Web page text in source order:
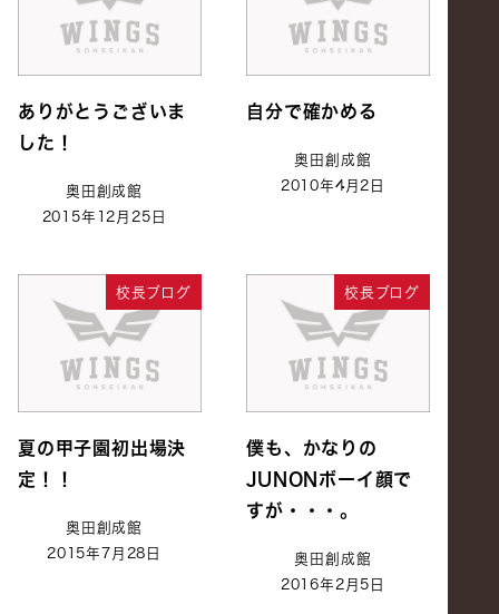
ありがとうございま
した！
奥田創成館
2015年12月25日
自分で確かめる
奥田創成館
2010年4月2日
校長ブログ
夏の甲子園初出場決
定！！
奥田創成館
2015年7月28日
校長ブログ
僕も、かなりの
JUNONボーイ顔で
すが・・・。
奥田創成館
2016年2月5日